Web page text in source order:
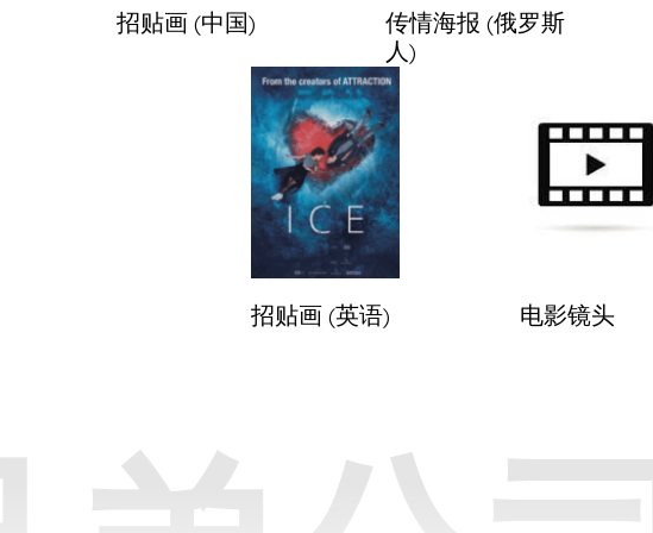
招贴画 (中国)
传情海报 (俄罗斯
人)
招贴画 (英语) 电影镜头